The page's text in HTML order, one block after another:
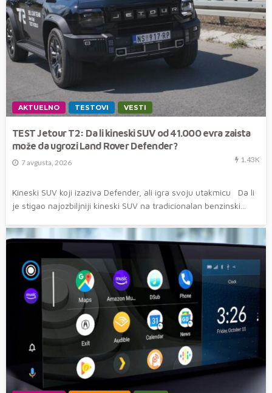
AKTUELNO TESTOVI VESTI
TEST Jetour T2: Da li kineski SUV od 41.000 evra zaista
može da ugrozi Land Rover Defender?
7 avgusta, 2026 1.43K
Kineski SUV koji izaziva Defender, ali igra svoju utakmicu Da li
je stigao najozbiljniji kineski SUV na tradicionalan benzinski...